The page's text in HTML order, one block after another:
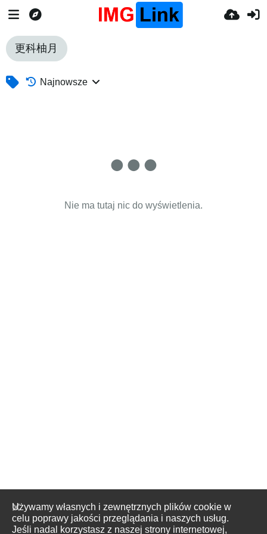
更科柚月
Najnowsze
Nie ma tutaj nic do wyświetlenia.
Używamy własnych i zewnętrznych plików cookie w
celu poprawy jakości przeglądania i naszych usług.
Jeśli nadal korzystasz z naszej strony internetowej,